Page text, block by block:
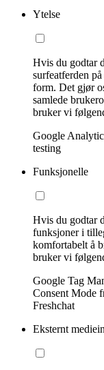
Ytelse
Hvis du godtar
surfeatferden
form. Det gjør
samlede
bruker vi
Google
testing
Funksjonelle
Hvis du godtar
funksjoner i
komfortabelt å
bruker vi
Google Tag
Consent Mode
Freshchat
Eksternt